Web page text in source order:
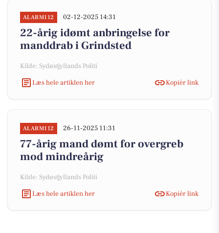
ALARM112 02-12-2025 14:31
22-årig idømt anbringelse for
manddrab i Grindsted
Kilde: Sydøstjyllands Politi
Læs hele artiklen her
Kopiér link
ALARM112 26-11-2025 11:31
77-årig mand dømt for overgreb
mod mindreårig
Kilde: Sydøstjyllands Politi
Læs hele artiklen her
Kopiér link